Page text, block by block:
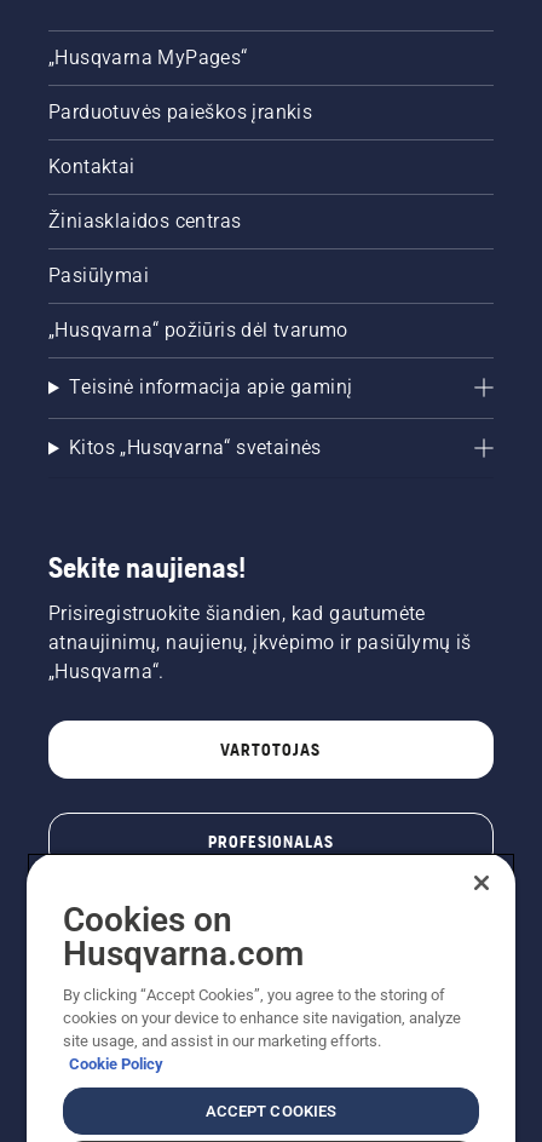
„Husqvarna MyPages“
Parduotuvės paieškos įrankis
Kontaktai
Žiniasklaidos centras
Pasiūlymai
„Husqvarna“ požiūris dėl tvarumo
Teisinė informacija apie gaminį
Kitos „Husqvarna“ svetainės
Sekite naujienas!
Prisiregistruokite šiandien, kad gautumėte
atnaujinimų, naujienų, įkvėpimo ir pasiūlymų iš
„Husqvarna“.
VARTOTOJAS
PROFESIONALAS
© „Husqvarna AB“ (leid). Visos teisės priklauso autoriui.
Nurodoma rekomenduojama mažmeninė kaina (RMK),
Cookies on
Husqvarna.com
By clicking “Accept Cookies”, you agree to the storing of
cookies on your device to enhance site navigation, analyze
site usage, and assist in our marketing efforts.
Cookie Policy
ACCEPT COOKIES